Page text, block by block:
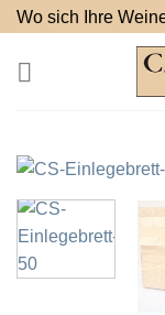
Salta
contenuti
Wo sich Ihre